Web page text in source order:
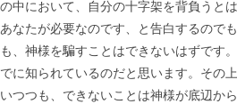
中において、自分の十字架を背負うと
なたが必要なのです、と告白するので
、神様を騙すことはできないはずです
に知られているのだと思います。その
つつも、できないことは神様が底辺か